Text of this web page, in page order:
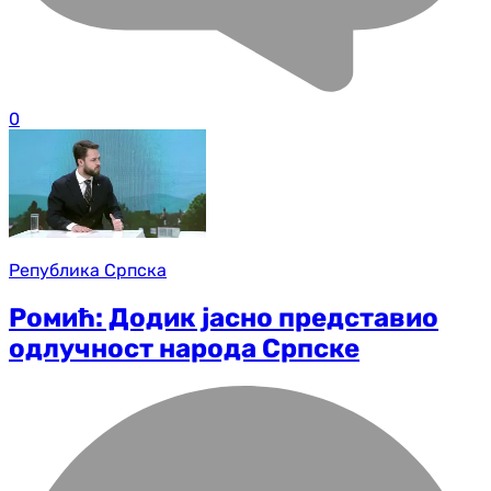
0
Република Српска
Ромић: Додик јасно представио
одлучност народа Српске